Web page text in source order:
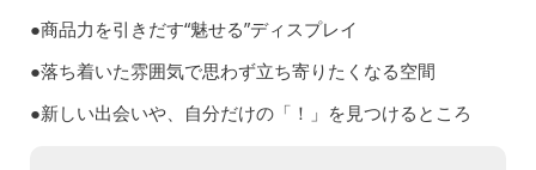
●商品力を引きだす“魅せる”ディスプレイ
●落ち着いた雰囲気で思わず立ち寄りたくなる空間
●新しい出会いや、自分だけの「！」を見つけるところ